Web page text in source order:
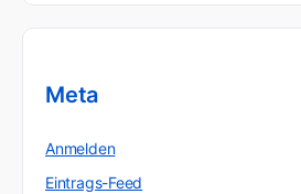
Meta
Anmelden
Eintrags-Feed